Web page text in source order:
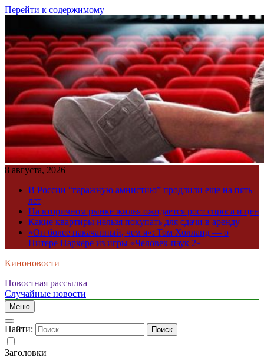
Перейти к содержимому
8 августа, 2026
В России “гаражную амнистию” продлили еще на пять
лет
На вторичном рынке жилья ожидается рост спроса и цен
Какие квартиры нельзя покупать для сдачи в аренду
«Он более накачанный, чем я»: Том Холланд — о
Питере Паркере из игры «Человек-паук 2»
Киноновости
Новостная рассылка
Случайные новости
Меню
Найти:
Заголовки